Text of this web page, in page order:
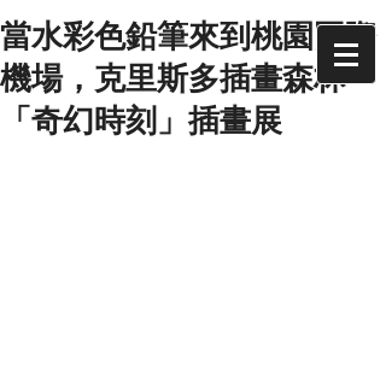
當水彩色鉛筆來到桃園國際
機場，克里斯多插畫森林
「奇幻時刻」插畫展